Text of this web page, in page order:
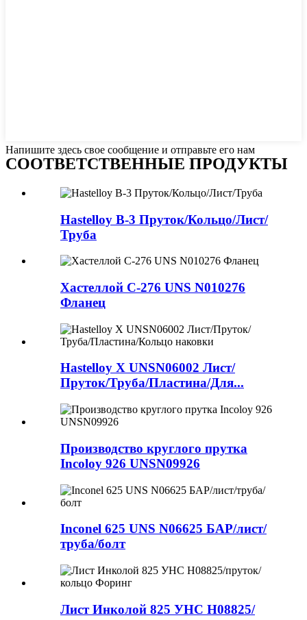
Напишите здесь свое сообщение и отправьте его нам
СООТВЕТСТВЕННЫЕ ПРОДУКТЫ
Hastelloy B-3 Пруток/Кольцо/Лист/
Труба
Хастеллой C-276 UNS N010276
Фланец
Hastelloy X UNSN06002 Лист/
Пруток/Труба/Пластина/Для...
Производство круглого прутка
Incoloy 926 UNSN09926
Inconel 625 UNS N06625 БАР/лист/
труба/болт
Лист Инколой 825 УНС Н08825/